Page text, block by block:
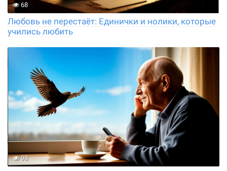
68
Любовь не перестаёт: Единички и нолики, которые
учились любить
98